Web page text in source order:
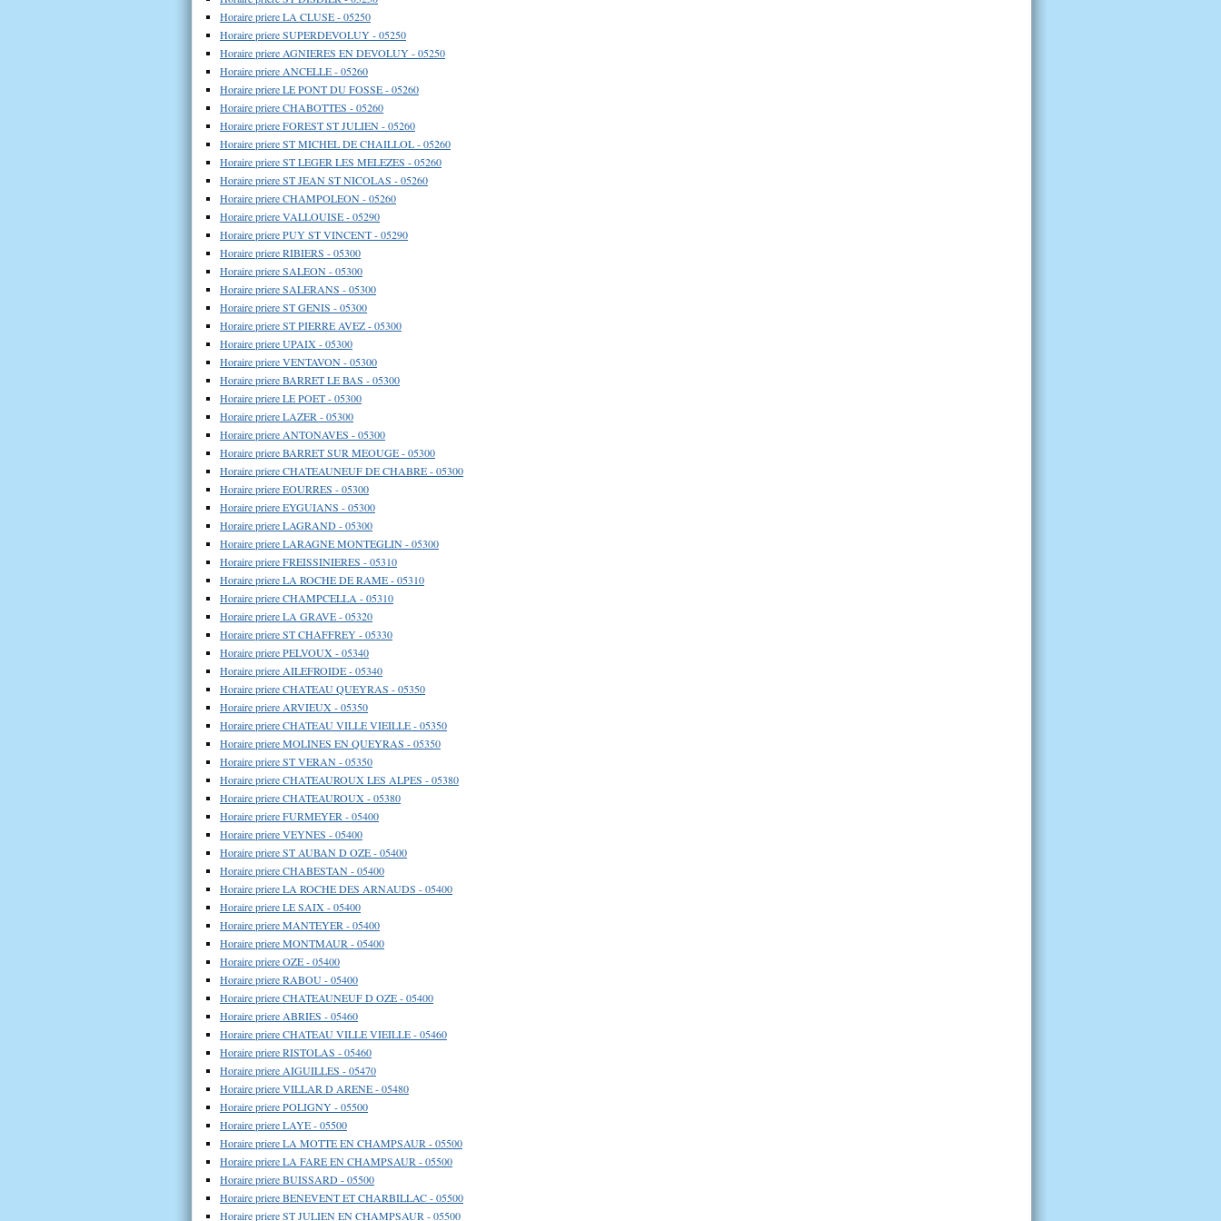
Horaire priere LA CLUSE - 05250
Horaire priere SUPERDEVOLUY - 05250
Horaire priere AGNIERES EN DEVOLUY - 05250
Horaire priere ANCELLE - 05260
Horaire priere LE PONT DU FOSSE - 05260
Horaire priere CHABOTTES - 05260
Horaire priere FOREST ST JULIEN - 05260
Horaire priere ST MICHEL DE CHAILLOL - 05260
Horaire priere ST LEGER LES MELEZES - 05260
Horaire priere ST JEAN ST NICOLAS - 05260
Horaire priere CHAMPOLEON - 05260
Horaire priere VALLOUISE - 05290
Horaire priere PUY ST VINCENT - 05290
Horaire priere RIBIERS - 05300
Horaire priere SALEON - 05300
Horaire priere SALERANS - 05300
Horaire priere ST GENIS - 05300
Horaire priere ST PIERRE AVEZ - 05300
Horaire priere UPAIX - 05300
Horaire priere VENTAVON - 05300
Horaire priere BARRET LE BAS - 05300
Horaire priere LE POET - 05300
Horaire priere LAZER - 05300
Horaire priere ANTONAVES - 05300
Horaire priere BARRET SUR MEOUGE - 05300
Horaire priere CHATEAUNEUF DE CHABRE - 05300
Horaire priere EOURRES - 05300
Horaire priere EYGUIANS - 05300
Horaire priere LAGRAND - 05300
Horaire priere LARAGNE MONTEGLIN - 05300
Horaire priere FREISSINIERES - 05310
Horaire priere LA ROCHE DE RAME - 05310
Horaire priere CHAMPCELLA - 05310
Horaire priere LA GRAVE - 05320
Horaire priere ST CHAFFREY - 05330
Horaire priere PELVOUX - 05340
Horaire priere AILEFROIDE - 05340
Horaire priere CHATEAU QUEYRAS - 05350
Horaire priere ARVIEUX - 05350
Horaire priere CHATEAU VILLE VIEILLE - 05350
Horaire priere MOLINES EN QUEYRAS - 05350
Horaire priere ST VERAN - 05350
Horaire priere CHATEAUROUX LES ALPES - 05380
Horaire priere CHATEAUROUX - 05380
Horaire priere FURMEYER - 05400
Horaire priere VEYNES - 05400
Horaire priere ST AUBAN D OZE - 05400
Horaire priere CHABESTAN - 05400
Horaire priere LA ROCHE DES ARNAUDS - 05400
Horaire priere LE SAIX - 05400
Horaire priere MANTEYER - 05400
Horaire priere MONTMAUR - 05400
Horaire priere OZE - 05400
Horaire priere RABOU - 05400
Horaire priere CHATEAUNEUF D OZE - 05400
Horaire priere ABRIES - 05460
Horaire priere CHATEAU VILLE VIEILLE - 05460
Horaire priere RISTOLAS - 05460
Horaire priere AIGUILLES - 05470
Horaire priere VILLAR D ARENE - 05480
Horaire priere POLIGNY - 05500
Horaire priere LAYE - 05500
Horaire priere LA MOTTE EN CHAMPSAUR - 05500
Horaire priere LA FARE EN CHAMPSAUR - 05500
Horaire priere BUISSARD - 05500
Horaire priere BENEVENT ET CHARBILLAC - 05500
Horaire priere ST JULIEN EN CHAMPSAUR - 05500